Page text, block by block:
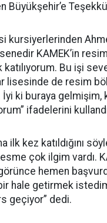
Büyükşehir’e
kursiyerlerinden
KAMEK’in
Bu işi
lisesinde de resim
ki buraya gelmişim,
ifadelerini
ilk kez katıldığını
çok ilgim vardı.
görünce hemen
hale getirmek
geçiyor” dedi.